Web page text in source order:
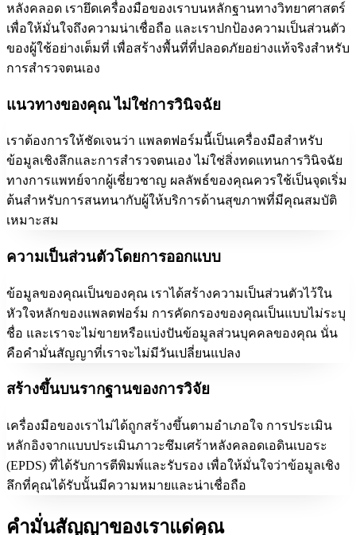
หลังคลอด เรายึดเครื่องมือของเราบนหลักฐานทางวิทยาศาสตร์
เพื่อให้มั่นใจถึงความน่าเชื่อถือ และเราปกป้องความเป็นส่วนตัว
ของผู้ใช้อย่างเต็มที่ เพื่อสร้างพื้นที่ที่ปลอดภัยอย่างแท้จริงสำหรับ
การสำรวจตนเอง
แนวทางของคุณ ไม่ใช่การวินิจฉัย
เราต้องการให้ชัดเจนว่า แพลตฟอร์มนี้เป็นเครื่องมือสำหรับ
ข้อมูลเชิงลึกและการสำรวจตนเอง ไม่ใช่สิ่งทดแทนการวินิจฉัย
ทางการแพทย์จากผู้เชี่ยวชาญ ผลลัพธ์ของคุณควรใช้เป็นจุดเริ่ม
ต้นสำหรับการสนทนากับผู้ให้บริการด้านสุขภาพที่มีคุณสมบัติ
เหมาะสม
ความเป็นส่วนตัวโดยการออกแบบ
ข้อมูลของคุณเป็นของคุณ เราได้สร้างความเป็นส่วนตัวไว้ใน
หัวใจหลักของแพลตฟอร์ม การคัดกรองของคุณเป็นแบบไม่ระบุ
ชื่อ และเราจะไม่ขายหรือแบ่งปันข้อมูลส่วนบุคคลของคุณ นั่น
คือคำมั่นสัญญาที่เราจะไม่มีวันเปลี่ยนแปลง
สร้างขึ้นบนรากฐานของการวิจัย
เครื่องมือของเราไม่ได้ถูกสร้างขึ้นตามอำเภอใจ การประเมิน
หลักอิงจากแบบประเมินภาวะซึมเศร้าหลังคลอดเอดินเบอระ
(EPDS) ที่ได้รับการตีพิมพ์และรับรอง เพื่อให้มั่นใจว่าข้อมูลเชิง
ลึกที่คุณได้รับนั้นมีความหมายและน่าเชื่อถือ
คำมั่นสัญญาของเราแด่คุณ